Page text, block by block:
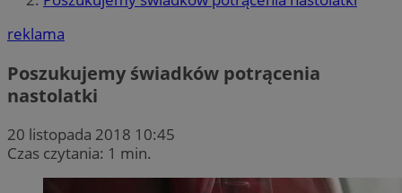
reklama
Poszukujemy świadków potrącenia
nastolatki
20 listopada 2018 10:45
Czas czytania: 1 min.